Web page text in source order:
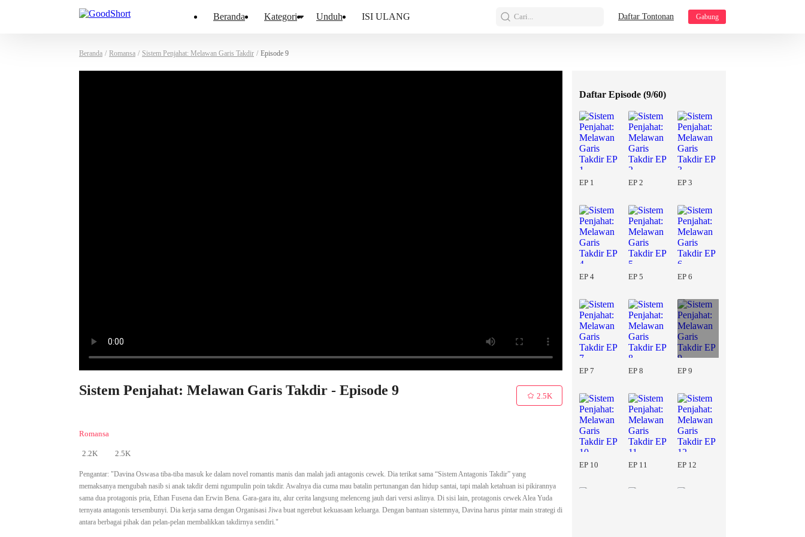
Beranda Kategori Unduh ISI ULANG Cari... Daftar Tontonan Gabung
Beranda / Romansa / Sistem Penjahat: Melawan Garis Takdir / Episode 9
Sistem Penjahat: Melawan Garis Takdir - Episode 9
Romansa
2.2K 2.5K
2.5K
Pengantar: "Davina Oswasa tiba-tiba masuk ke dalam novel romantis manis dan malah jadi antagonis cewek. Dia terikat sama “Sistem Antagonis Takdir” yang
memaksanya mengubah nasib si anak takdir demi ngumpulin poin takdir. Awalnya dia cuma mau batalin pertunangan dan hidup santai, tapi malah ketahuan isi pikirannya
sama dua protagonis pria, Ethan Fusena dan Erwin Bena. Gara-gara itu, alur cerita langsung melenceng jauh dari versi aslinya. Di sisi lain, protagonis cewek Alea Yuda
ternyata antagonis tersembunyi. Dia kerja sama dengan Organisasi Jiwa buat ngerebut kekuasaan keluarga. Dengan bantuan sistemnya, Davina harus pintar main strategi di
antara berbagai pihak dan pelan-pelan membalikkan takdirnya sendiri."
Daftar Episode (9/60)
EP 1 EP 2 EP 3
EP 4 EP 5 EP 6
EP 7 EP 8 EP 9
EP 10 EP 11 EP 12